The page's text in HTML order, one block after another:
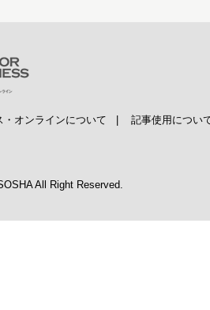
オンラインについて 記事使用につい
All Right Reserved.